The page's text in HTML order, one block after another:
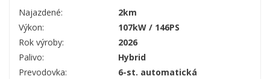
Najazdené:
2km
Výkon:
107kW / 146PS
Rok výroby:
2026
Palivo:
Hybrid
Prevodovka:
6-st. automatická